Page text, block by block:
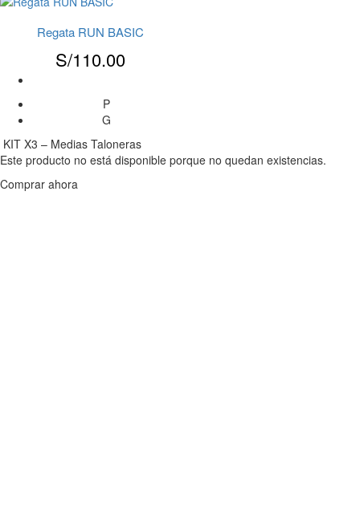
Regata RUN BASIC
S/110.00
P
G
KIT X3 – Medias Taloneras
Este producto no está disponible porque no quedan existencias.
Comprar ahora